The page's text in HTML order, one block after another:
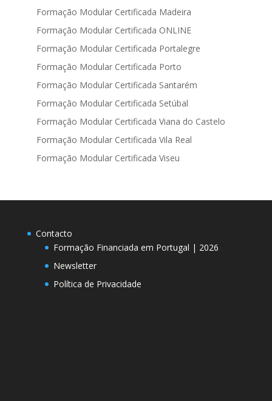
Formação Modular Certificada Madeira
Formação Modular Certificada ONLINE
Formação Modular Certificada Portalegre
Formação Modular Certificada Porto
Formação Modular Certificada Santarém
Formação Modular Certificada Setúbal
Formação Modular Certificada Viana do Castelo
Formação Modular Certificada Vila Real
Formação Modular Certificada Viseu
Contacto
Formação Financiada em Portugal | 2026
Newsletter
Política de Privacidade